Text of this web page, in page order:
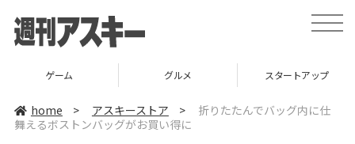
t
o
e
a
v
グルメ スタートアップ ICT
home > アスキーストア >
折りたたんでバッグ内に仕
舞えるボストンバッグがお買い得に